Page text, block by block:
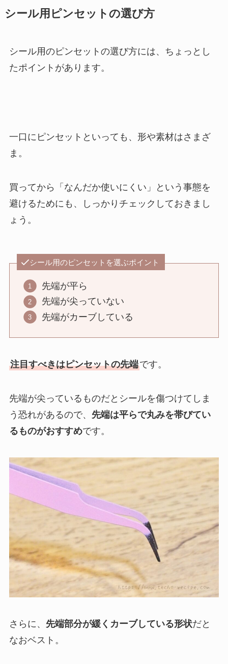
シール用ピンセットの選び方
シール用のピンセットの選び方には、ちょっとし
たポイントがあります。
一口にピンセットといっても、形や素材はさまざ
ま。
買ってから「なんだか使いにくい」という事態を
避けるためにも、しっかりチェックしておきまし
ょう。
シール用のピンセットを選ぶポイント
先端が平ら
先端が尖っていない
先端がカーブしている
注目すべきはピンセットの先端です。
先端が尖っているものだとシールを傷つけてしま
う恐れがあるので、 先端は平らで丸みを帯びてい
るものがおすすめです。
さらに、 先端部分が緩くカーブしている形状だと
なおベスト。